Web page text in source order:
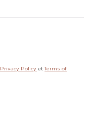
Privacy Policy etTerms of